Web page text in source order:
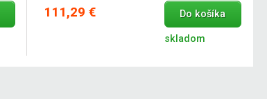
111,29 € Do košíka
skladom